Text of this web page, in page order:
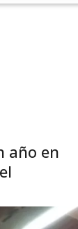
año en